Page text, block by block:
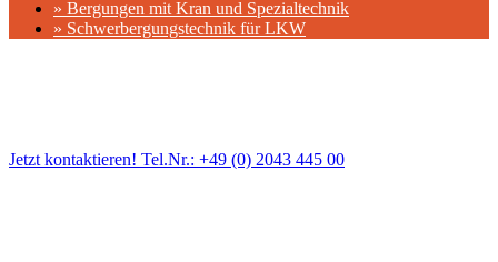
» Bergungen mit Kran und Spezialtechnik
» Schwerbergungstechnik für LKW
Jetzt kontaktieren! Tel.Nr.: +49 (0) 2043 445 00